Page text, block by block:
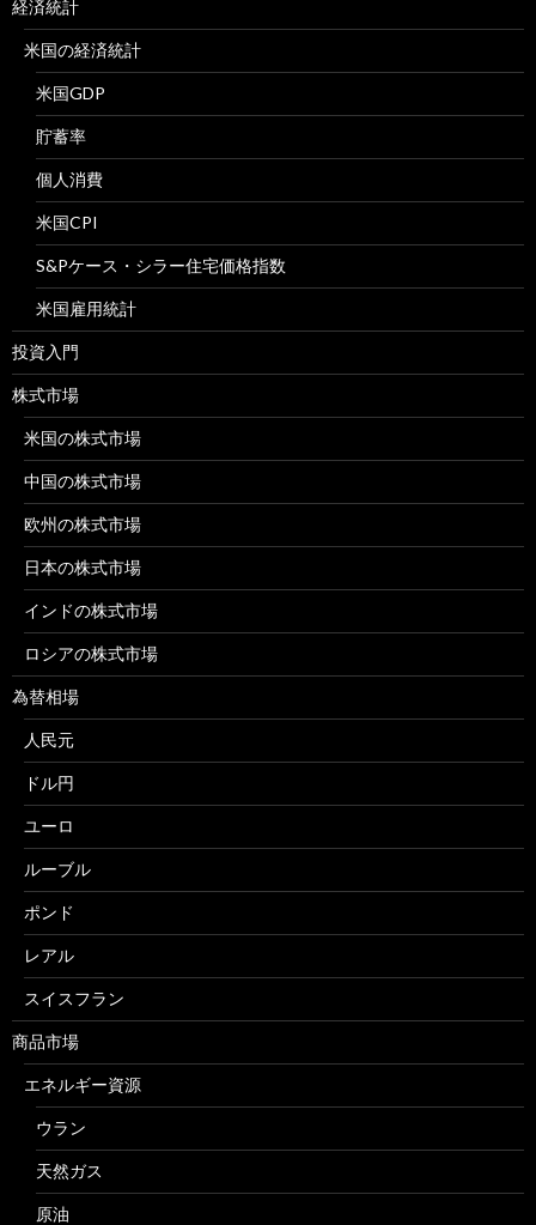
経済統計
米国の経済統計
米国GDP
貯蓄率
個人消費
米国CPI
S&Pケース・シラー住宅価格指数
米国雇用統計
投資入門
株式市場
米国の株式市場
中国の株式市場
欧州の株式市場
日本の株式市場
インドの株式市場
ロシアの株式市場
為替相場
人民元
ドル円
ユーロ
ルーブル
ポンド
レアル
スイスフラン
商品市場
エネルギー資源
ウラン
天然ガス
原油